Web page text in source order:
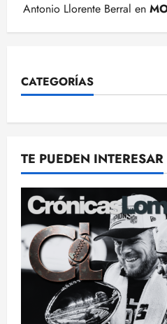
Antonio Llorente Berral en
CATEGORÍAS
TE PUEDEN INTERESAR